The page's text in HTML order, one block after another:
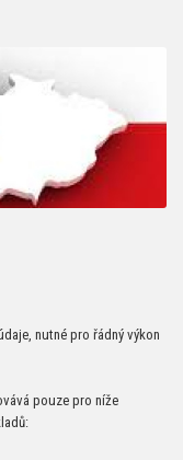
nutné pro řádný výkon
pouze pro níže